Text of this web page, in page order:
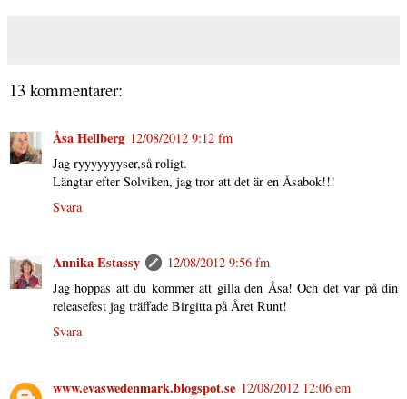
13 kommentarer:
Åsa Hellberg 12/08/2012 9:12 fm
Jag ryyyyyyyser,så roligt.
Längtar efter Solviken, jag tror att det är en Åsabok!!!
Svara
Annika Estassy
12/08/2012 9:56 fm
Jag hoppas att du kommer att gilla den Åsa! Och det var på din
releasefest jag träffade Birgitta på Året Runt!
Svara
www.evaswedenmark.blogspot.se 12/08/2012 12:06 em